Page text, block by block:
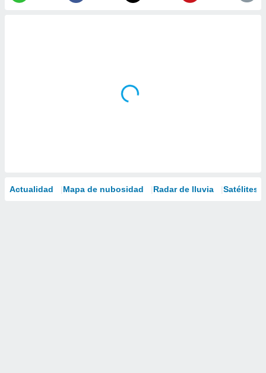
Actualidad Mapa de nubosidad Radar de lluvia Satélites